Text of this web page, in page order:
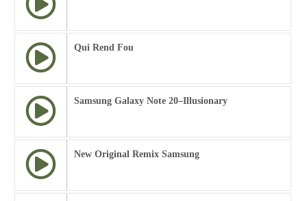
Qui Rend Fou
Samsung Galaxy Note 20–Illusionary
New Original Remix Samsung